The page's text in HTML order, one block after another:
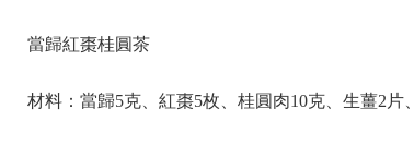
當歸紅棗桂圓茶
材料：當歸5克、紅棗5枚、桂圓肉10克、生薑2片